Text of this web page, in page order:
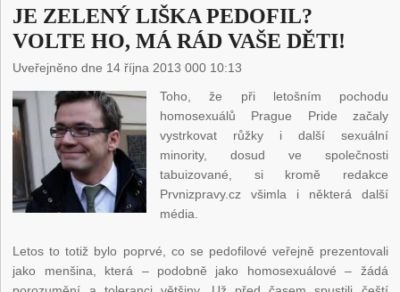
JE ZELENÝ LIŠKA PEDOFIL?
VOLTE HO, MÁ RÁD VAŠE DĚTI!
Uveřejněno dne 14 října 2013 000 10:13
Toho, že při letošním pochodu
homosexuálů Prague Pride začaly
vystrkovat růžky i další sexuální
minority, dosud ve společnosti
tabuizované, si kromě redakce
Prvnizpravy.cz všimla i některá další
média.
Letos to totiž bylo poprvé, co se pedofilové veřejně prezentovali
jako menšina, která – podobně jako homosexuálové – žádá